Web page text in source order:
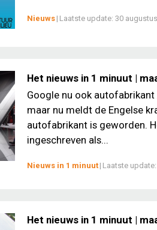
Nieuws | Laatste update: 30
Het nieuws in 1 minuut |
Google nu ook
maar nu meldt de Engelse
autofabrikant is geworden.
ingeschreven als...
Nieuws in 1 minuut | Laatste update:
Het nieuws in 1 minuut |